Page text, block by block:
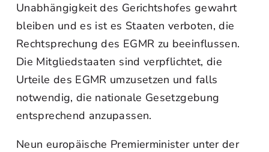
Unabhängigkeit des Gerichtshofes gewahrt
bleiben und es ist es Staaten verboten, die
Rechtsprechung des EGMR zu beeinflussen.
Die Mitgliedstaaten sind verpflichtet, die
Urteile des EGMR umzusetzen und falls
notwendig, die nationale Gesetzgebung
entsprechend anzupassen.
Neun europäische Premierminister unter der